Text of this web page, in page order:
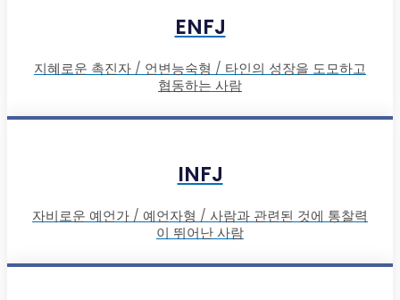
ENFJ
지혜로운 촉진자 / 언변능숙형 / 타인의 성장을 도모하고
협동하는 사람
INFJ
자비로운 예언가 / 예언자형 / 사람과 관련된 것에 통찰력
이 뛰어난 사람